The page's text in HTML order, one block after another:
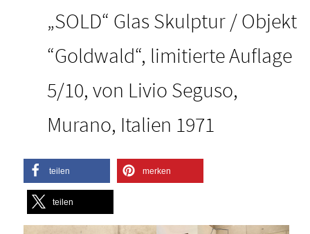
„SOLD“ Glas Skulptur / Objekt
“Goldwald“, limitierte Auflage
5/10, von Livio Seguso,
Murano, Italien 1971
teilen merken
teilen